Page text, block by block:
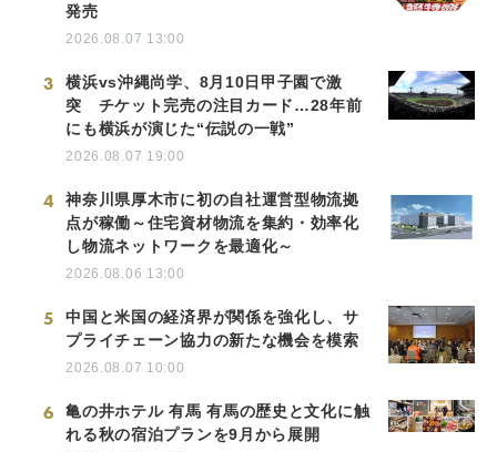
発売
2026.08.07 13:00
3
横浜vs沖縄尚学、8月10日甲子園で激
突 チケット完売の注目カード…28年前
にも横浜が演じた“伝説の一戦”
2026.08.07 19:00
4
神奈川県厚木市に初の自社運営型物流拠
点が稼働～住宅資材物流を集約・効率化
し物流ネットワークを最適化～
2026.08.06 13:00
5
中国と米国の経済界が関係を強化し、サ
プライチェーン協力の新たな機会を模索
2026.08.07 10:00
6
亀の井ホテル 有馬 有馬の歴史と文化に触
れる秋の宿泊プランを9月から展開